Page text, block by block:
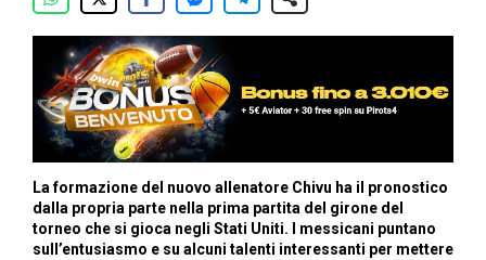
La formazione del nuovo allenatore Chivu ha il pronostico
dalla propria parte nella prima partita del girone del
torneo che si gioca negli Stati Uniti. I messicani puntano
sull’entusiasmo e su alcuni talenti interessanti per mettere